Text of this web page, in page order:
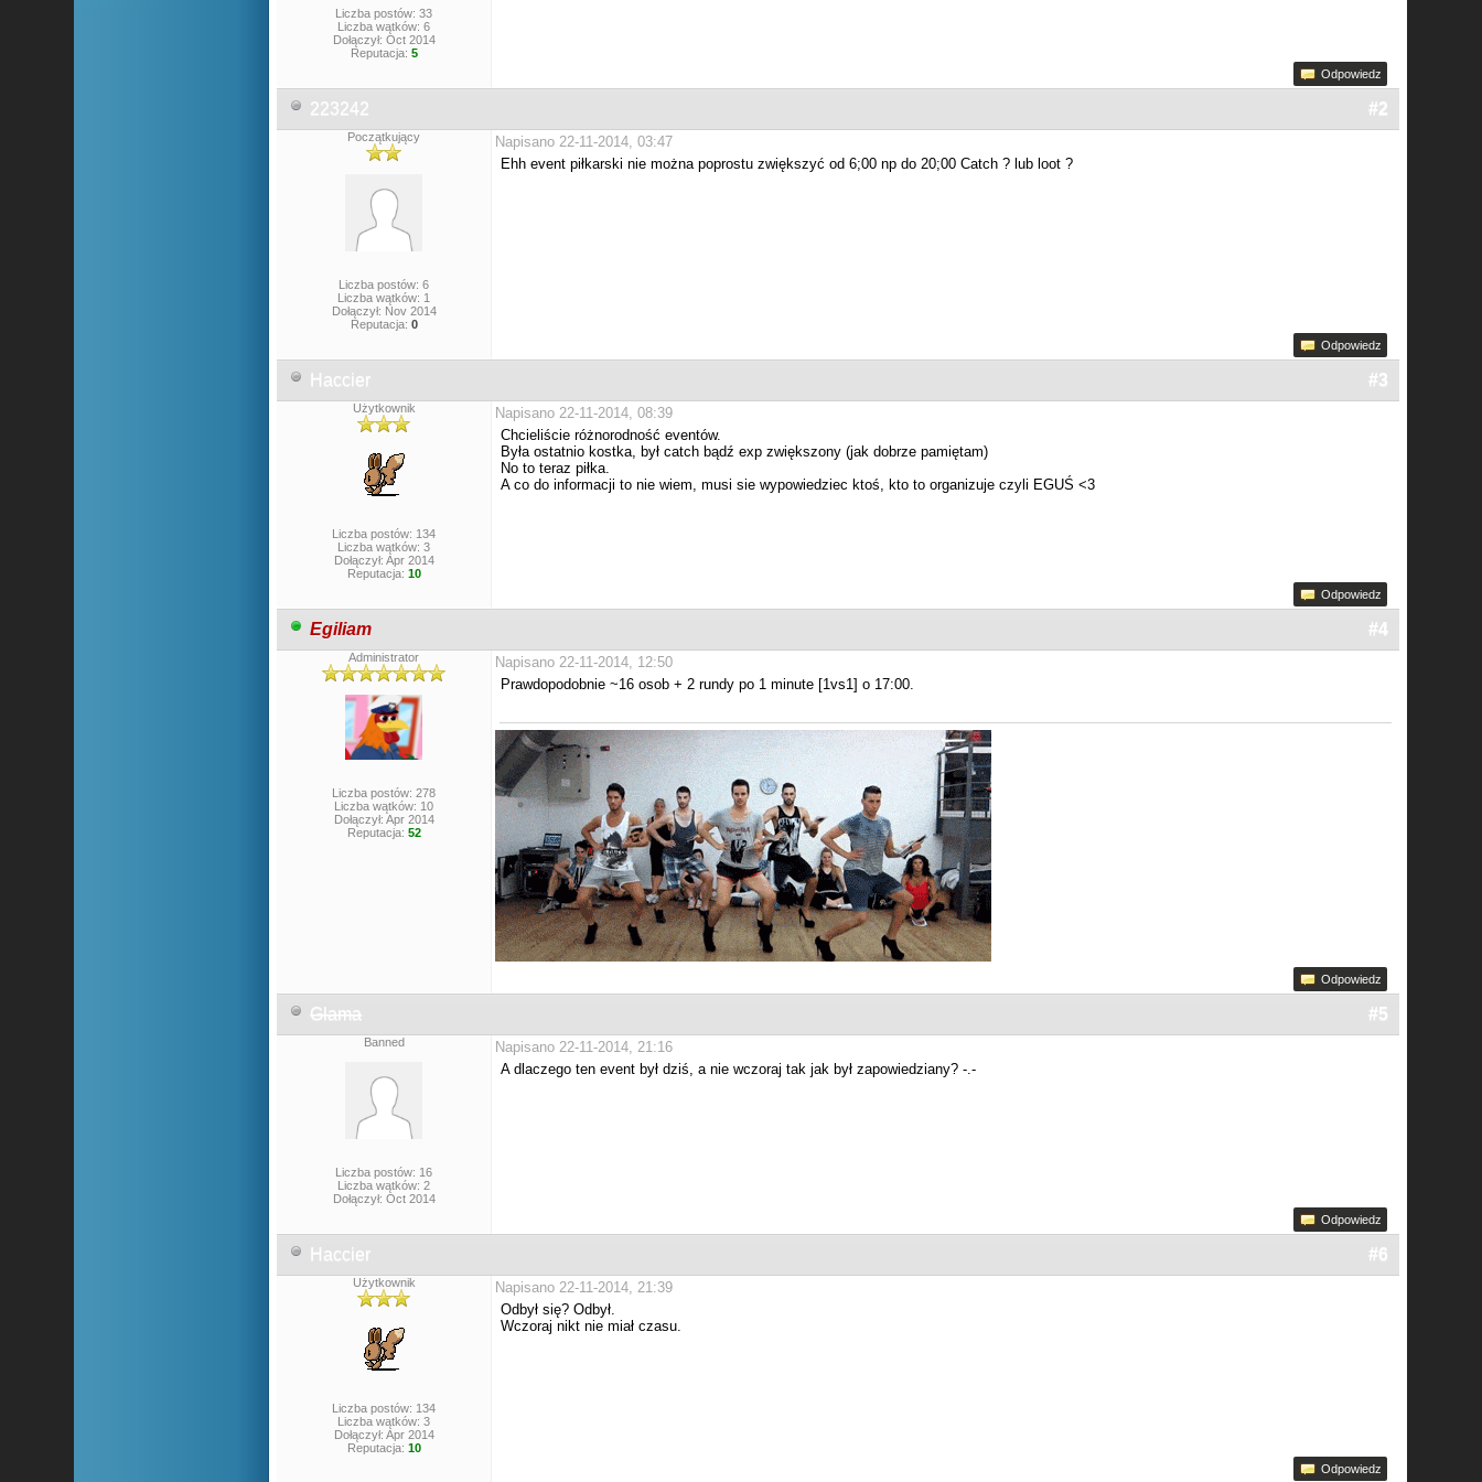
Liczba postów: 33
Liczba wątków: 6
Dołączył: Oct 2014
Reputacja: 5
Odpowiedz
223242 #2
Początkujący
Liczba postów: 6
Liczba wątków: 1
Dołączył: Nov 2014
Reputacja: 0
Napisano 22-11-2014, 03:47
Ehh event piłkarski nie można poprostu zwiększyć od 6;00 np do 20;00 Catch ? lub loot ?
Odpowiedz
Haccier #3
Użytkownik
Liczba postów: 134
Liczba wątków: 3
Dołączył: Apr 2014
Reputacja: 10
Napisano 22-11-2014, 08:39
Chcieliście różnorodność eventów.
Była ostatnio kostka, był catch bądź exp zwiększony (jak dobrze pamiętam)
No to teraz piłka.
A co do informacji to nie wiem, musi sie wypowiedziec ktoś, kto to organizuje czyli EGUŚ <3
Odpowiedz
Egiliam #4
Administrator
Liczba postów: 278
Liczba wątków: 10
Dołączył: Apr 2014
Reputacja: 52
Napisano 22-11-2014, 12:50
Prawdopodobnie ~16 osob + 2 rundy po 1 minute [1vs1] o 17:00.
Odpowiedz
Glama #5
Banned
Liczba postów: 16
Liczba wątków: 2
Dołączył: Oct 2014
Napisano 22-11-2014, 21:16
A dlaczego ten event był dziś, a nie wczoraj tak jak był zapowiedziany? -.-
Odpowiedz
Haccier #6
Użytkownik
Liczba postów: 134
Liczba wątków: 3
Dołączył: Apr 2014
Reputacja: 10
Napisano 22-11-2014, 21:39
Odbył się? Odbył.
Wczoraj nikt nie miał czasu.
Odpowiedz